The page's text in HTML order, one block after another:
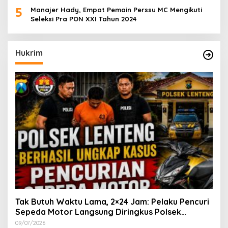
5
Manajer Hady, Empat Pemain Perssu MC Mengikuti
Seleksi Pra PON XXI Tahun 2024
Hukrim
Tak Butuh Waktu Lama, 2×24 Jam: Pelaku Pencuri
Sepeda Motor Langsung Diringkus Polsek
Lenteng di Wilayah Manding
09/07/2026